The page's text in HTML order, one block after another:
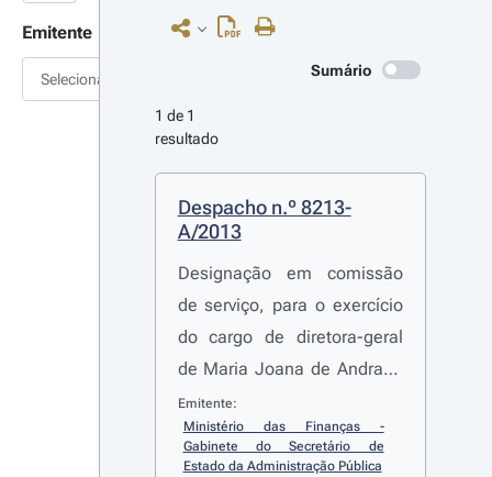
Emitente
Selecionar Sumário
1 de 1
resultado
Despacho n.º 8213-
A/2013
Designação em comissão
de serviço, para o exercício
do cargo de diretora-geral
de Maria Joana de Andrade
Ramos e dos cargos de
subdiretor geral, de Sílvia
Cristina Palma Jesus
Emitente:
Ministério das Finanças -
Gabinete do Secretário de
Estado da Administração Pública